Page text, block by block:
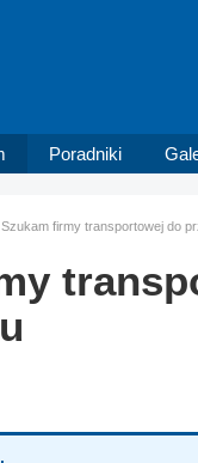
Poradniki
Szukam firmy transportowej do